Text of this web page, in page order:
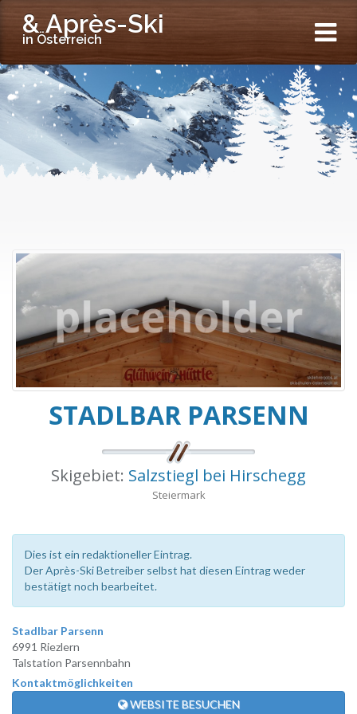
& Après-Ski
in Österreich
STADLBAR PARSENN
Skigebiet: Salzstiegl bei Hirschegg
Steiermark
Dies ist ein redaktioneller Eintrag.
Der Après-Ski Betreiber selbst hat diesen Eintrag weder
bestätigt noch bearbeitet.
Stadlbar Parsenn
6991 Riezlern
Talstation Parsennbahn
Kontaktmöglichkeiten
WEBSITE BESUCHEN